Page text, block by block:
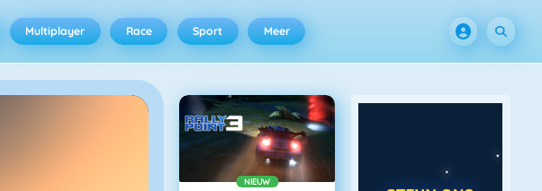
Multiplayer Race Sport Meer
NIEUW